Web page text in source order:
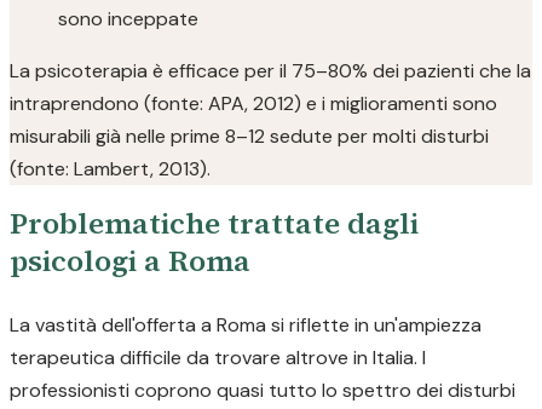
sono inceppate
La psicoterapia è efficace per il 75–80% dei pazienti che la
intraprendono (fonte: APA, 2012) e i miglioramenti sono
misurabili già nelle prime 8–12 sedute per molti disturbi
(fonte: Lambert, 2013).
Problematiche trattate dagli
psicologi a Roma
La vastità dell'offerta a Roma si riflette in un'ampiezza
terapeutica difficile da trovare altrove in Italia. I
professionisti coprono quasi tutto lo spettro dei disturbi